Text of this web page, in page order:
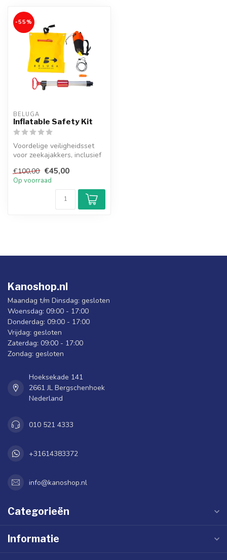
-55%
BELUGA
Inflatable Safety Kit
Voordelige veiligheidsset
voor zeekajakkers, inclusief
€100,00 €45,00
Op voorraad
Kanoshop.nl
Maandag t/m Dinsdag: gesloten
Woensdag: 09:00 - 17:00
Donderdag: 09:00 - 17:00
Vrijdag: gesloten
Zaterdag: 09:00 - 17:00
Zondag: gesloten
Hoeksekade 141
2661 JL Bergschenhoek
Nederland
010 521 4333
+31614383372
info@kanoshop.nl
Categorieën
Informatie